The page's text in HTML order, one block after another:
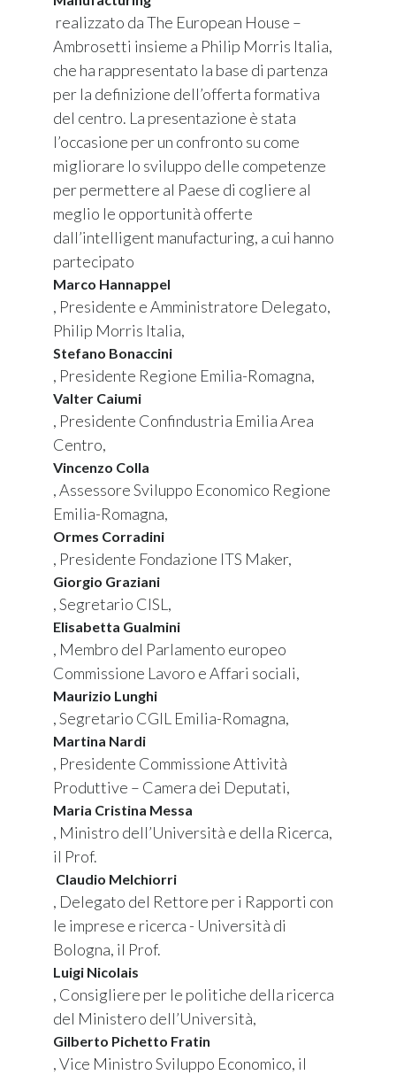
realizzato da The European House –
Ambrosetti insieme a Philip Morris Italia,
che ha rappresentato la base di partenza
per la definizione dell’offerta formativa
del centro. La presentazione è stata
l’occasione per un confronto su come
migliorare lo sviluppo delle competenze
per permettere al Paese di cogliere al
meglio le opportunità offerte
dall’intelligent manufacturing, a cui hanno
partecipato
Marco Hannappel
, Presidente e Amministratore Delegato,
Philip Morris Italia,
Stefano Bonaccini
, Presidente Regione Emilia-Romagna,
Valter Caiumi
, Presidente Confindustria Emilia Area
Centro,
Vincenzo Colla
, Assessore Sviluppo Economico Regione
Emilia-Romagna,
Ormes Corradini
, Presidente Fondazione ITS Maker,
Giorgio Graziani
, Segretario CISL,
Elisabetta Gualmini
, Membro del Parlamento europeo
Commissione Lavoro e Affari sociali,
Maurizio Lunghi
, Segretario CGIL Emilia-Romagna,
Martina Nardi
, Presidente Commissione Attività
Produttive – Camera dei Deputati,
Maria Cristina Messa
, Ministro dell’Università e della Ricerca,
il Prof.
Claudio Melchiorri
, Delegato del Rettore per i Rapporti con
le imprese e ricerca - Università di
Bologna, il Prof.
Luigi Nicolais
, Consigliere per le politiche della ricerca
del Ministero dell’Università,
Gilberto Pichetto Fratin
, Vice Ministro Sviluppo Economico, il